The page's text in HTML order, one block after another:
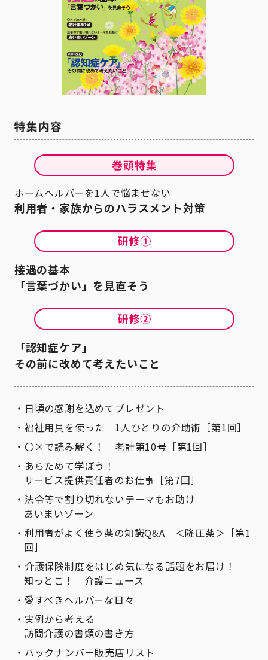
ホームヘルパーを1人で悩ませない
利用者・家族からのハラスメント対策
接遇の基本
「言葉づかい」を見直そう
「認知症ケア」
その前に改めて考えたいこと
日頃の感謝を込めてプレゼント
福祉用具を使った 1人ひとりの介助術［第1回］
〇×で読み解く！ 老計第10号［第1回］
あらためて学ぼう！
サービス提供責任者のお仕事［第7回］
法令等で割り切れないテーマもお助け
あいまいゾーン
利用者がよく使う薬の知識Q&A ＜降圧薬＞［第1
回］
介護保険制度をはじめ気になる話題をお届け！
知っとこ！ 介護ニュース
愛すべきヘルパーな日々
実例から考える
訪問介護の書類の書き方
バックナンバー販売店リスト